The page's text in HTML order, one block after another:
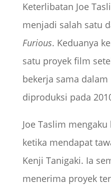
Keterlibatan Joe
menjadi salah satu
Furious. Keduanya
satu proyek film
bekerja sama dalam
diproduksi pada
Joe Taslim
ketika mendapat
Kenji Tanigaki. Ia
menerima proyek